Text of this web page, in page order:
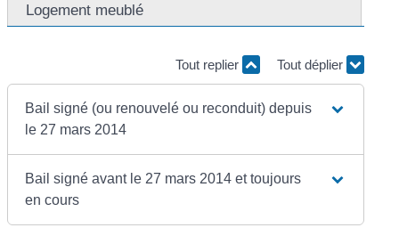
Logement meublé
Tout replier Tout déplier
Bail signé (ou renouvelé ou reconduit) depuis
le 27 mars 2014
Bail signé avant le 27 mars 2014 et toujours
en cours